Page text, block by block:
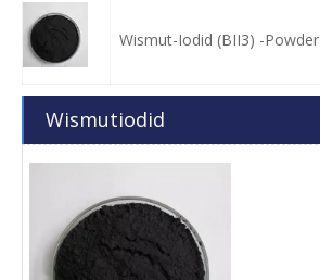
Wismut-Iodid (BII3) -Powder
Wismutiodid